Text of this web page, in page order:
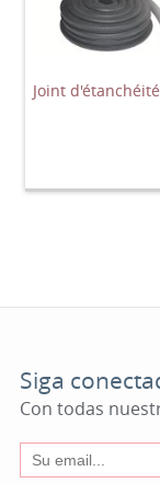
Joint
Siga
Con todas